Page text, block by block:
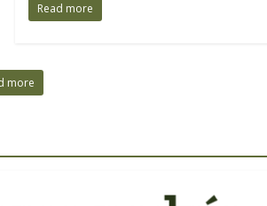
Read more
more